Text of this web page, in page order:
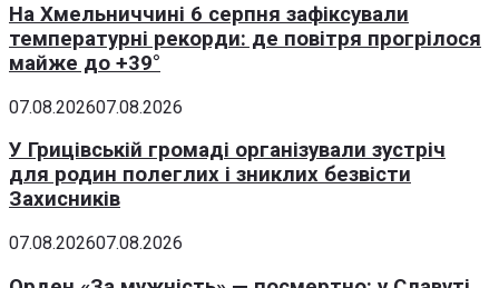
На Хмельниччині 6 серпня зафіксували
температурні рекорди: де повітря прогрілося
майже до +39°
07.08.202607.08.2026
У Грицівській громаді організували зустріч
для родин полеглих і зниклих безвісти
Захисників
07.08.202607.08.2026